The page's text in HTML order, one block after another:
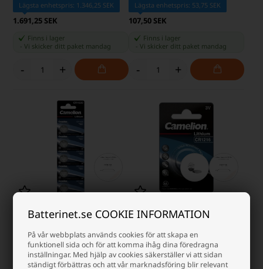
Batterinet.se COOKIE INFORMATION
På vår webbplats används cookies för att skapa en
funktionell sida och för att komma ihåg dina föredragna
inställningar. Med hjälp av cookies säkerställer vi att sidan
ständigt förbättras och att vår marknadsföring blir relevant
Lägsta enhetspris: 1.346,25 SEK
1.691,25 SEK
Finns i lager
-Vi skicker ditt paket mandag
- +
Lägsta enhetspris: 53,75 SEK
107,50 SEK
Finns i lager
Vi skicker ditt paket mandag
- +
Camelion CR1620 3V Lithium
Batterier, 5 pak
Lägsta enhetspris: 38,75 SEK
107,50 SEK
Camelion CR1216 3V Lithium
Batteri
Lägsta enhetspris: 15,00 SEK
38,75 SEK